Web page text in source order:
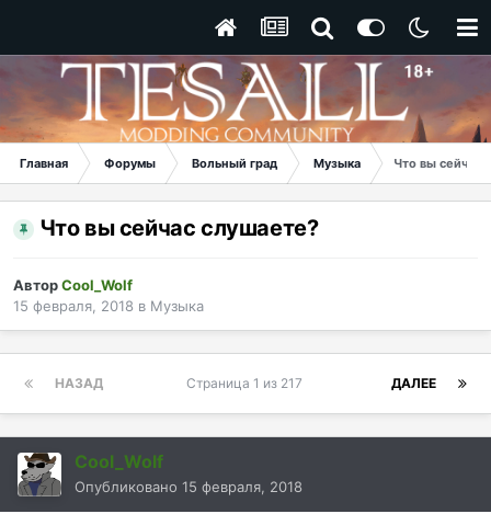
Главная Форумы Вольный град Музыка Что вы сейчас
Что вы сейчас слушаете?
АвторCool_Wolf
15 февраля, 2018 в Музыка
НАЗАД ДАЛЕЕ
Страница 1 из 217
Cool_Wolf
Опубликовано 15 февраля, 2018